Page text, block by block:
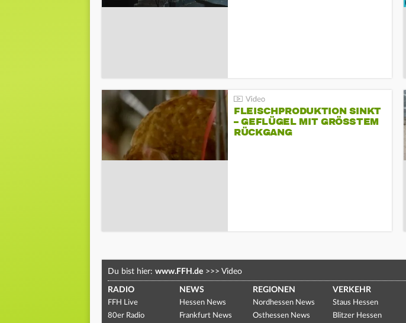
FLEISCHPRODUKTION SINKT
– GEFLÜGEL MIT GRÖSSTEM R
ÜCKGANG
Du bist hier: www.FFH.de >>> Video
RADIO
FFH Live
80er Radio
NEWS
Hessen News
Frankfurt News
REGIONEN
Nordhessen News
Osthessen News
VERKEHR
Staus Hessen
Blitzer Hessen